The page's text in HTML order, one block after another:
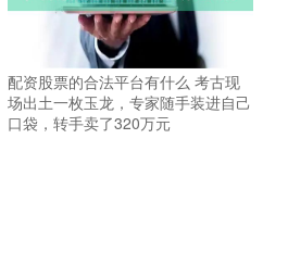
配资股票的合法平台有什么 考古现
场出土一枚玉龙，专家随手装进自己
口袋，转手卖了320万元